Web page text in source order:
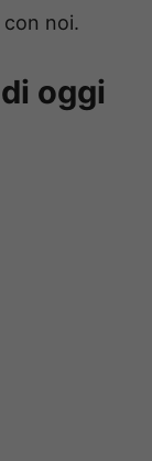
noi.
oggi